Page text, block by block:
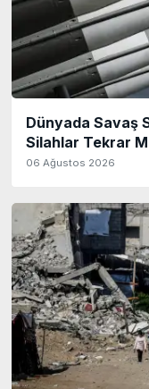
Dünyada Savaş
Silahlar Tekrar
06 Ağustos 2026